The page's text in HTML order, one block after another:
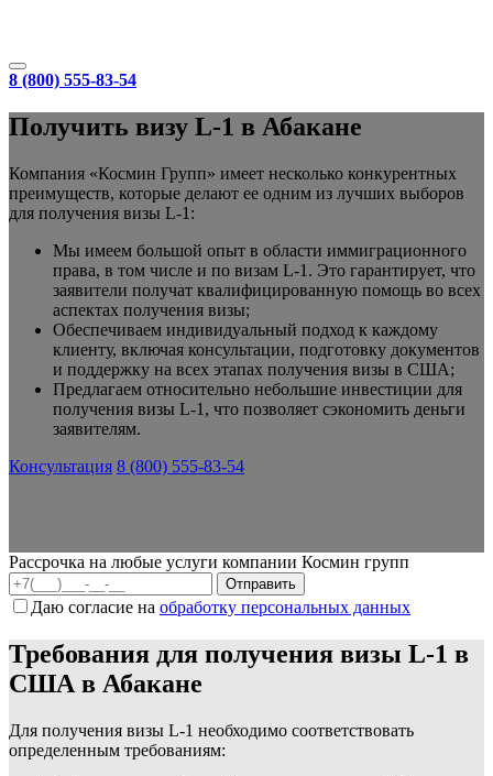
8 (800) 555-83-54
Получить визу L-1 в Абакане
Компания «Космин Групп» имеет несколько конкурентных
преимуществ, которые делают ее одним из лучших выборов
для получения визы L-1:
Мы имеем большой опыт в области иммиграционного
права, в том числе и по визам L-1. Это гарантирует, что
заявители получат квалифицированную помощь во всех
аспектах получения визы;
Обеспечиваем индивидуальный подход к каждому
клиенту, включая консультации, подготовку документов
и поддержку на всех этапах получения визы в США;
Предлагаем относительно небольшие инвестиции для
получения визы L-1, что позволяет сэкономить деньги
заявителям.
Консультация 8 (800) 555-83-54
Рассрочка на любые услуги компании Космин групп
Даю согласие на обработку персональных данных
Требования для получения визы L-1 в
США в Абакане
Для получения визы L-1 необходимо соответствовать
определенным требованиям: